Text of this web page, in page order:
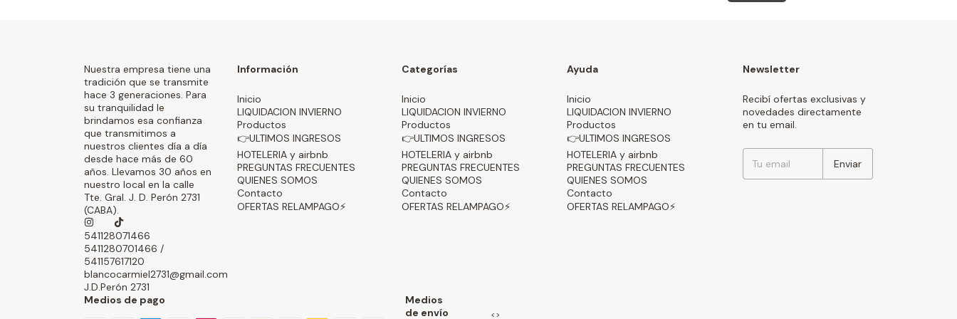
Nuestra empresa tiene una
tradición que se transmite
hace 3 generaciones. Para
su tranquilidad le
brindamos esa confianza
que transmitimos a
nuestros clientes día a día
desde hace más de 60
años. Llevamos 30 años en
nuestro local en la calle
Tte. Gral. J. D. Perón 2731
(CABA).
541128071466
5411280701466 /
541157617120
blancocarmiel2731@gmail.com
J.D.Perón 2731
Información
Inicio
LIQUIDACION INVIERNO
Productos
👉ULTIMOS INGRESOS
HOTELERIA y airbnb
PREGUNTAS FRECUENTES
QUIENES SOMOS
Contacto
OFERTAS RELAMPAGO⚡
Categorías
Inicio
LIQUIDACION INVIERNO
Productos
👉ULTIMOS INGRESOS
HOTELERIA y airbnb
PREGUNTAS FRECUENTES
QUIENES SOMOS
Contacto
OFERTAS RELAMPAGO⚡
Ayuda
Inicio
LIQUIDACION INVIERNO
Productos
👉ULTIMOS INGRESOS
HOTELERIA y airbnb
PREGUNTAS FRECUENTES
QUIENES SOMOS
Contacto
OFERTAS RELAMPAGO⚡
Newsletter
Recibí ofertas exclusivas y
novedades directamente
en tu email.
Medios de pago
Medios
de envío
<>